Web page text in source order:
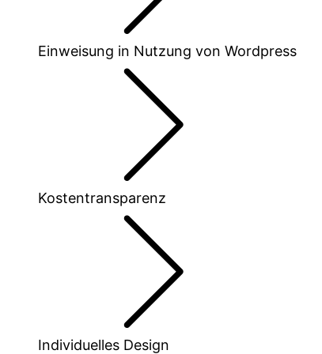
Einweisung in Nutzung von Wordpress
Kostentransparenz
Individuelles Design